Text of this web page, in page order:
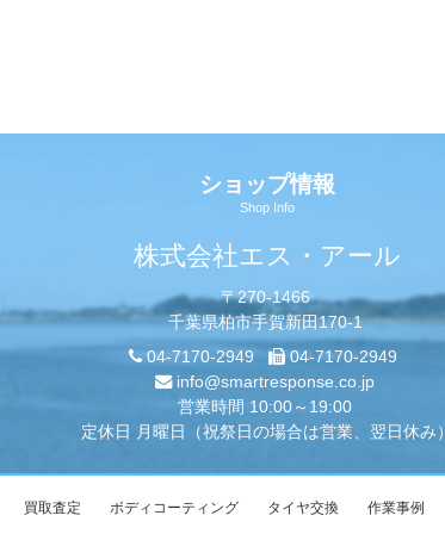
ショップ情報
Shop Info
株式会社エス・アール
〒270-1466
千葉県柏市手賀新田170-1
04-7170-2949
04-7170-2949
info@smartresponse.co.jp
営業時間 10:00～19:00
定休日 月曜日（祝祭日の場合は営業、翌日休み）
買取査定 ボディコーティング タイヤ交換 作業事例